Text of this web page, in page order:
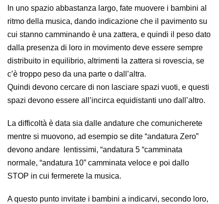
In uno spazio abbastanza largo, fate muovere i bambini al
ritmo della musica, dando indicazione che il pavimento su
cui stanno camminando è una zattera, e quindi il peso dato
dalla presenza di loro in movimento deve essere sempre
distribuito in equilibrio, altrimenti la zattera si rovescia, se
c’è troppo peso da una parte o dall’altra.
Quindi devono cercare di non lasciare spazi vuoti, e questi
spazi devono essere all’incirca equidistanti uno dall’altro.
La difficoltà è data sia dalle andature che comunicherete
mentre si muovono, ad esempio se dite “andatura Zero”
devono andare lentissimi, “andatura 5 “camminata
normale, “andatura 10” camminata veloce e poi dallo
STOP in cui fermerete la musica.
A questo punto invitate i bambini a indicarvi, secondo loro,